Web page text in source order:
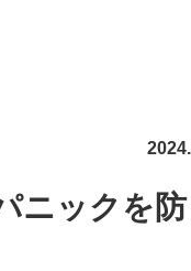
ニックを